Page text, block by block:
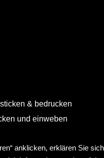
& bedrucken
und einweben
anklicken, erklären Sie sich